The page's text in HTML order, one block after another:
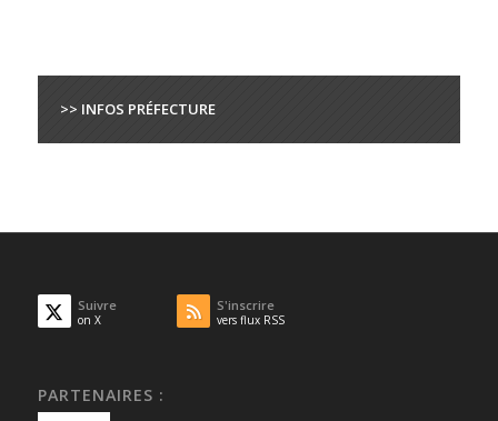
>> INFOS PRÉFECTURE
Suivre
on X
S'inscrire
vers flux RSS
PARTENAIRES :